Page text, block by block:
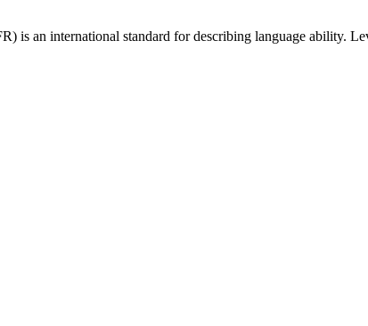
is an international standard for describing language ability.